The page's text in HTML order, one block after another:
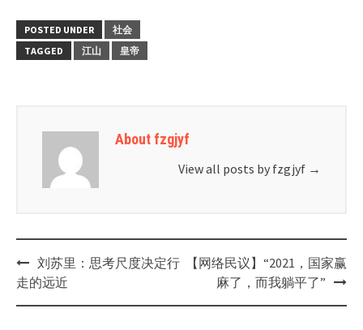
POSTED UNDER
社会
TAGGED
江山 皇帝
About fzgjyf
View all posts by fzgjyf →
Post
navigation
刘苏里：思考尺度决定行
走的远近
【网络民议】“2021，国家赢
麻了，而我躺平了”